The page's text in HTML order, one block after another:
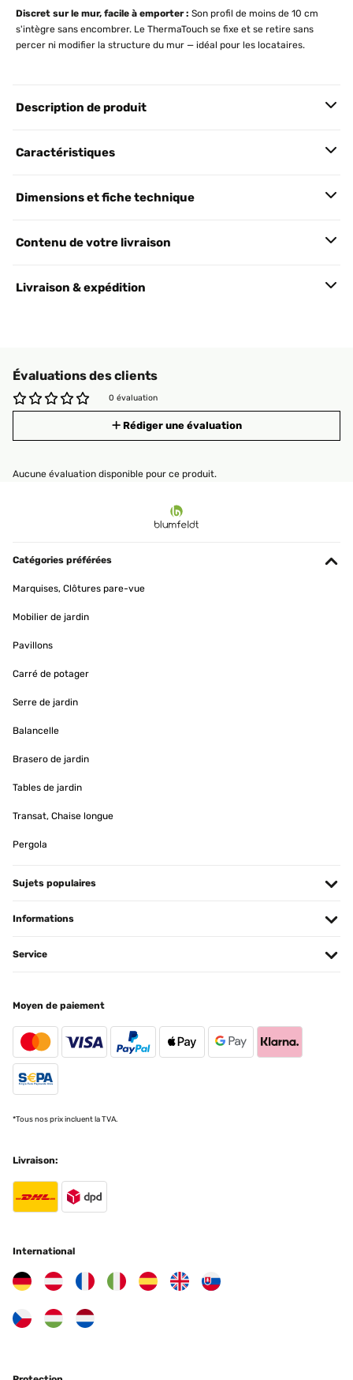
Discret sur le mur, facile à emporter : Son profil de moins de 10 cm
s'intègre sans encombrer. Le ThermaTouch se fixe et se retire sans
percer ni modifier la structure du mur — idéal pour les locataires.
Description de produit
Caractéristiques
Dimensions et fiche technique
Contenu de votre livraison
Livraison & expédition
Évaluations des clients
0 évaluation
Rédiger une évaluation
Aucune évaluation disponible pour ce produit.
Catégories préférées
Marquises, Clôtures pare-vue
Mobilier de jardin
Pavillons
Carré de potager
Serre de jardin
Balancelle
Brasero de jardin
Tables de jardin
Transat, Chaise longue
Pergola
Sujets populaires
Informations
Service
Moyen de paiement
*Tous nos prix incluent la TVA.
Livraison:
International